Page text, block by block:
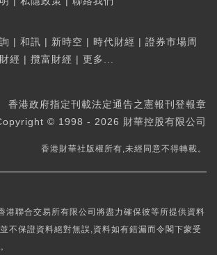
| 和訊 | 新時空 | 時代財經 | 證券市場周
經 | 攬富財經 | 更多...
香港政府指定刊載法定通告之憲報刊登報章
© 1998 - 2026 財華控股有限公司
香港財華社版權所有,未經同意不得轉載。
港聯合交易所有限公司將盡力確保彼等所提供資料
不保證資料絕對無誤,資料如有錯漏而令閣下蒙受